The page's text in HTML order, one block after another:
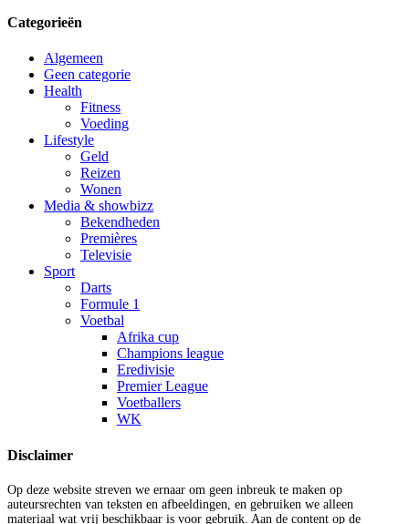
Categorieën
Algemeen
Geen categorie
Health
Fitness
Voeding
Lifestyle
Geld
Reizen
Wonen
Media & showbizz
Bekendheden
Premières
Televisie
Sport
Darts
Formule 1
Voetbal
Afrika cup
Champions league
Eredivisie
Premier League
Voetballers
WK
Disclaimer
Op deze website streven we ernaar om geen inbreuk te maken op
auteursrechten van teksten en afbeeldingen, en gebruiken we alleen
materiaal wat vrij beschikbaar is voor gebruik. Aan de content op de